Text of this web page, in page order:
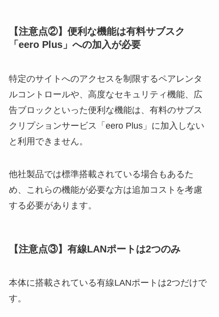
【注意点②】便利な機能は有料サブスク
「eero Plus」への加入が必要
特定のサイトへのアクセスを制限するペアレンタ
ルコントロールや、高度なセキュリティ機能、広
告ブロックといった便利な機能は、有料のサブス
クリプションサービス「eero Plus」に加入しない
と利用できません。
他社製品では標準搭載されている場合もあるた
め、これらの機能が必要な方は追加コストを考慮
する必要があります。
【注意点③】有線LANポートは2つのみ
本体に搭載されている有線LANポートは2つだけで
す。